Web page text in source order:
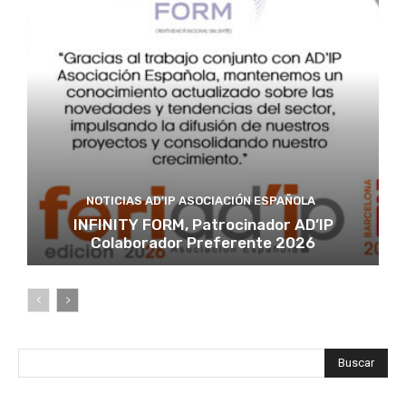
NOTICIAS AD'IP ASOCIACIÓN ESPAÑOLA
INFINITY FORM, Patrocinador AD’IP
Colaborador Preferente 2026
Buscar